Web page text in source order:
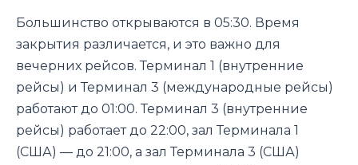
Большинство открываются в 05:30. Время
закрытия различается, и это важно для
вечерних рейсов. Терминал 1 (внутренние
рейсы) и Терминал 3 (международные рейсы)
работают до 01:00. Терминал 3 (внутренние
рейсы) работает до 22:00, зал Терминала 1
(США) — до 21:00, а зал Терминала 3 (США)